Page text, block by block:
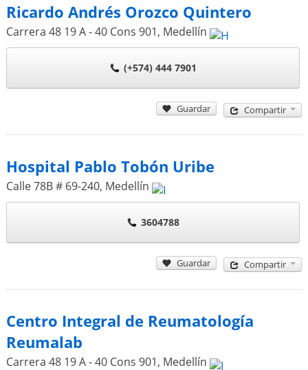
Ricardo Andrés Orozco Quintero
Carrera 48 19 A - 40 Cons 901, Medellín
(+574) 444 7901
Guardar Compartir
Hospital Pablo Tobón Uribe
Calle 78B # 69-240, Medellín
3604788
Guardar Compartir
Centro Integral de Reumatología
Reumalab
Carrera 48 19 A - 40 Cons 901, Medellín